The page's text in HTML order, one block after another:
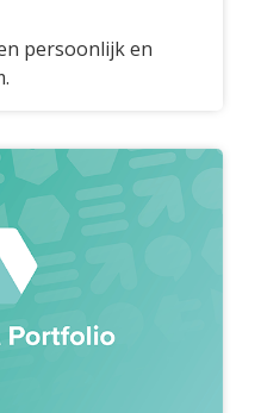
persoonlijk en